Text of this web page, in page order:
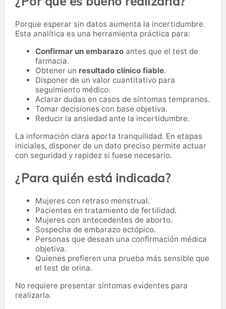
Porque esperar sin datos aumenta la incertidumbre.
Esta analítica es una herramienta práctica para:
Confirmar un embarazo antes que el test de
farmacia.
Obtener un resultado clínico fiable.
Disponer de un valor cuantitativo para
seguimiento médico.
Aclarar dudas en casos de síntomas tempranos.
Tomar decisiones con base objetiva.
Reducir la ansiedad ante la incertidumbre.
La información clara aporta tranquilidad. En etapas
iniciales, disponer de un dato preciso permite actuar
con seguridad y rapidez si fuese necesario.
¿Para quién está indicada?
Mujeres con retraso menstrual.
Pacientes en tratamiento de fertilidad.
Mujeres con antecedentes de aborto.
Sospecha de embarazo ectópico.
Personas que desean una confirmación médica
objetiva.
Quienes prefieren una prueba más sensible que
el test de orina.
No requiere presentar síntomas evidentes para
realizarla.